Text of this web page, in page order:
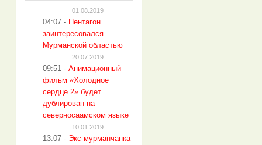
01.08.2019
04:07 - Пентагон
заинтересовался
Мурманской областью
20.07.2019
09:51 - Анимационный
фильм «Холодное
сердце 2» будет
дублирован на
северносаамском языке
10.01.2019
13:07 - Экс-мурманчанка